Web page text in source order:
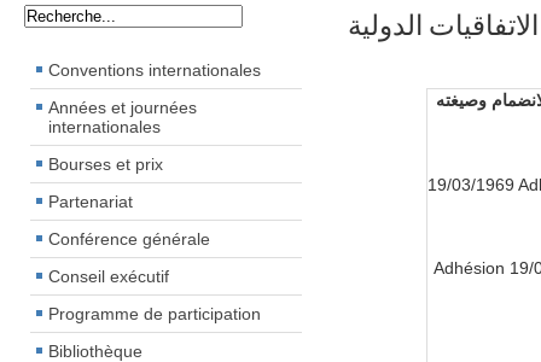
Conventions internationales
Années et journées
internationales
Bourses et prix
Partenariat
Conférence générale
Conseil exécutif
Programme de participation
Bibliothèque
الاتفاقيات الدولية
وصيغته
19/03/1969
19/03/